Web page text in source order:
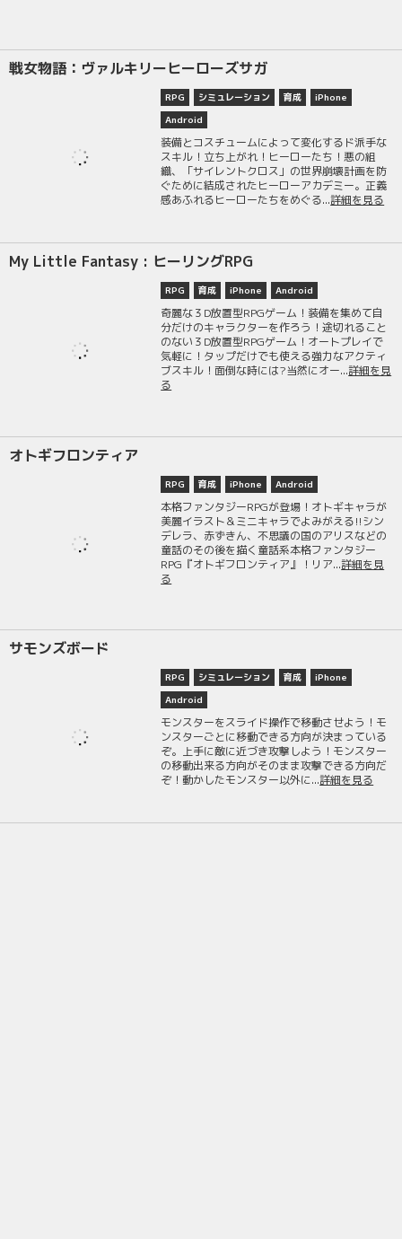
戦女物語：ヴァルキリーヒーローズサガ
RPG シミュレーション 育成
iPhone
Android
装備とコスチュームによって変化するド派手な
スキル！立ち上がれ！ヒーローたち！悪の組
織、「サイレントクロス」の世界崩壊計画を防
ぐために結成されたヒーローアカデミー。正義
感あふれるヒーローたちをめぐる...詳細を見る
My Little Fantasy : ヒーリングRPG
RPG 育成 iPhone Android
奇麗な３D放置型RPGゲーム！装備を集めて自
分だけのキャラクターを作ろう！途切れること
のない３D放置型RPGゲーム！オートプレイで
気軽に！タップだけでも使える強力なアクティ
ブスキル！面倒な時には?当然にオー...詳細を見
る
オトギフロンティア
RPG 育成 iPhone Android
本格ファンタジーRPGが登場！オトギキャラが
美麗イラスト＆ミニキャラでよみがえる!!シン
デレラ、赤ずきん、不思議の国のアリスなどの
童話のその後を描く童話系本格ファンタジー
RPG『オトギフロンティア』！リア...詳細を見
る
サモンズボード
RPG シミュレーション 育成
iPhone
Android
モンスターをスライド操作で移動させよう！モ
ンスターごとに移動できる方向が決まっている
ぞ。上手に敵に近づき攻撃しよう！モンスター
の移動出来る方向がそのまま攻撃できる方向だ
ぞ！動かしたモンスター以外に...詳細を見る